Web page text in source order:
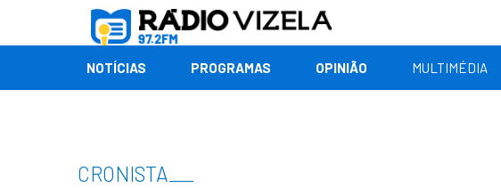
NOTÍCIAS PROGRAMAS OPINIÃO MULTIMÉDIA
CRONISTA